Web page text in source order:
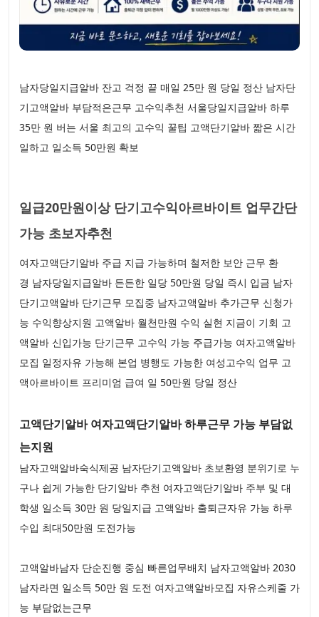
남자당일지급알바 잔고 걱정 끝 매일 25만 원 당일 정산 남자단
기고액알바 부담적은근무 고수익추천 서울당일지급알바 하루
35만 원 버는 서울 최고의 고수익 꿀팁 고액단기알바 짧은 시간
일하고 일소득 50만원 확보
일급20만원이상 단기고수익아르바이트 업무간단
가능 초보자추천
여자고액단기알바 주급 지급 가능하며 철저한 보안 근무 환
경 남자당일지급알바 든든한 일당 50만원 당일 즉시 입금 남자
단기고액알바 단기근무 모집중 남자고액알바 추가근무 신청가
능 수익향상지원 고액알바 월천만원 수익 실현 지금이 기회 고
액알바 신입가능 단기근무 고수익 가능 주급가능 여자고액알바
모집 일정자유 가능해 본업 병행도 가능한 여성고수익 업무 고
액아르바이트 프리미엄 급여 일 50만원 당일 정산
고액단기알바 여자고액단기알바 하루근무 가능 부담없
는지원
남자고액알바숙식제공 남자단기고액알바 초보환영 분위기로 누
구나 쉽게 가능한 단기알바 추천 여자고액단기알바 주부 및 대
학생 일소득 30만 원 당일지급 고액알바 출퇴근자유 가능 하루
수입 최대50만원 도전가능
고액알바남자 단순진행 중심 빠른업무배치 남자고액알바 2030
남자라면 일소득 50만 원 도전 여자고액알바모집 자유스케줄 가
능 부담없는근무